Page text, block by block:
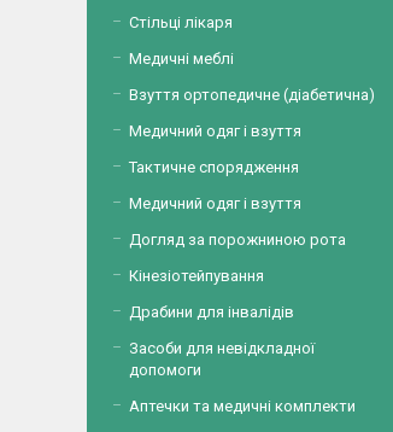
Стільці лікаря
Медичні меблі
Взуття ортопедичне (діабетична)
Медичний одяг і взуття
Тактичне спорядження
Медичний одяг і взуття
Догляд за порожниною рота
Кінезіотейпування
Драбини для інвалідів
Засоби для невідкладної
допомоги
Аптечки та медичні комплекти